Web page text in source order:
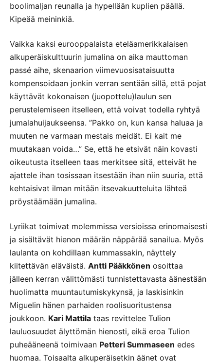
boolimaljan reunalla ja hypellään kuplien päällä.
Kipeää meininkiä.
Vaikka kaksi eurooppalaista eteläamerikkalaisen
alkuperäiskulttuurin jumalina on aika mauttoman
passé aihe, skenaarion viimevuosisataisuutta
kompensoidaan jonkin verran sentään sillä, että pojat
käyttävät kokonaisen (juopottelu)laulun sen
perustelemiseen itselleen, että voivat todella ryhtyä
jumalahuijaukseensa. ”Pakko on, kun kansa haluaa ja
muuten ne varmaan mestais meidät. Ei kait me
muutakaan voida…” Se, että he etsivät näin kovasti
oikeutusta itselleen taas merkitsee sitä, etteivät he
ajattele ihan tosissaan itsestään ihan niin suuria, että
kehtaisivat ilman mitään itsevakuutteluita lähteä
pröystäämään jumalina.
Lyriikat toimivat molemmissa versioissa erinomaisesti
ja sisältävät hienon määrän näppärää sanailua. Myös
laulanta on kohdillaan kummassakin, näyttely
kiitettävän eläväistä. Antti Pääkkönen osoittaa
jälleen kerran välittömästi tunnistettavasta äänestään
huolimatta muuntautumiskykynsä, ja laskisinkin
Miguelin hänen parhaiden roolisuoritustensa
joukkoon. Kari Mattila taas revittelee Tulion
lauluosuudet älyttömän hienosti, eikä eroa Tulion
puheääneenä toimivaan Petteri Summaseen edes
huomaa. Toisaalta alkuperäisetkin äänet ovat